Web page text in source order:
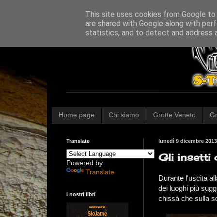
Home page Chi siamo Grotte Veneto
lunedì 9 dicembre 2013
Gli insetti
Durante l'uscita
dei luoghi più
chissà che sulla
Translate
Powered by
Translate
I nostri libri
This site uses cookies from Google
are shared with Google along with
statistics, and to detect and address